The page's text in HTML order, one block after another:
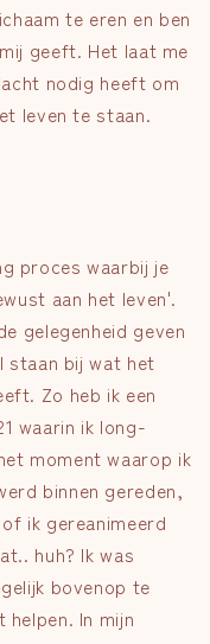
te eren en ben
mij geeft. Het laat me
nodig heeft om
leven te staan.
proces waarbij je
aan het leven'.
gelegenheid geven
staan bij wat het
Zo heb ik een
waarin ik long-
moment waarop ik
binnen gereden,
ik gereanimeerd
huh? Ik was
bovenop te
helpen. In mijn